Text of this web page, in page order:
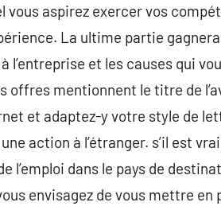
vous aspirez exercer vos
La ultime partie
l’entreprise et les causes qui
offres mentionnent le titre de
et adaptez-y votre style de
action à l’étranger. s’il est
l’emploi dans le pays de
envisagez de vous mettre